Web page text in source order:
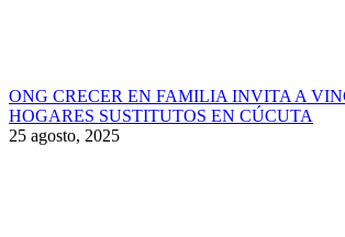
ONG CRECER EN FAMILIA INVITA A
HOGARES SUSTITUTOS EN CÚCUTA
25 agosto, 2025